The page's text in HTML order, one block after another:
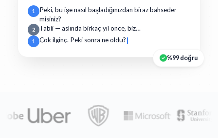
1
Peki, bu işe nasıl başladığınızdan biraz bahseder
misiniz?
2 Tabii — aslında birkaç yıl önce, biz…
1 Çok ilginç. Peki sonra ne oldu?
%99 doğru